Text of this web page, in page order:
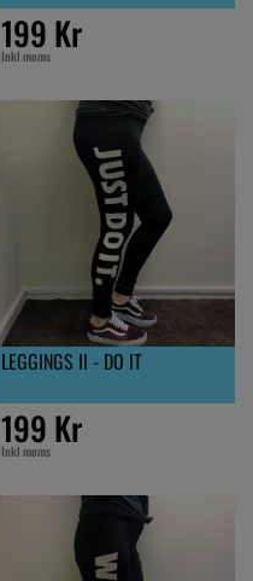
199 Kr
Inkl moms
LEGGINGS II - DO IT
199 Kr
Inkl moms